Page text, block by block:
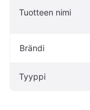
Tuotteen nimi
Brändi
Tyyppi